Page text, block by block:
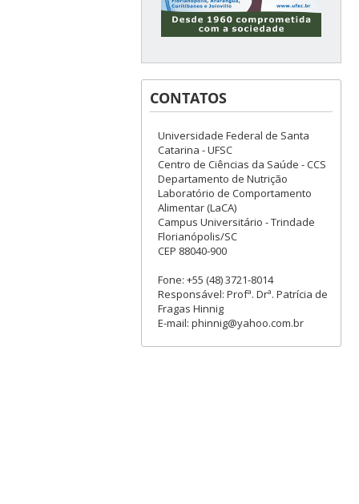
CONTATOS
Universidade Federal de Santa
Catarina - UFSC
Centro de Ciências da Saúde - CCS
Departamento de Nutrição
Laboratório de Comportamento
Alimentar (LaCA)
Campus Universitário - Trindade
Florianópolis/SC
CEP 88040-900
Fone: +55 (48) 3721-8014
Responsável: Profª. Drª. Patrícia de
Fragas Hinnig
E-mail: phinnig@yahoo.com.br